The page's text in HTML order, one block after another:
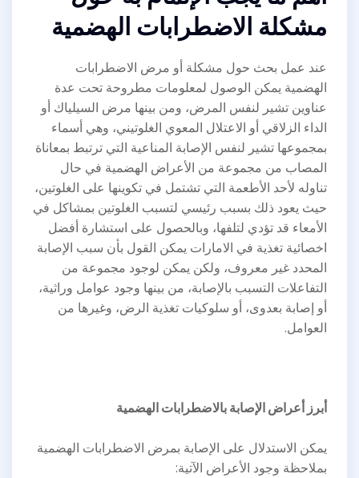
مشكلة الاضطرابات الهضمية
عند عمل بحث حول مشكلة أو مرض الاضطرابات
الهضمية يمكن الوصول لمعلومات مطروحة تحت عدة
عناوين تشير لنفس المرض، ومن بينها مرض السيلياك أو
الداء الزلاقي أو الاعتلال المعوي الغلوتيني، وهي أسماء
بمجموعها تشير لنفس الإصابة المناعية التي ترتبط بمعاناة
المصاب من مجموعة من الأعراض الهضمية في حال
تناوله لأحد الأطعمة التي تشتمل في تكوينها على الغلوتين،
حيث يعود ذلك بسبب رئيسي لتسبب الغلوتين بمشاكل في
الأمعاء قد تؤدي لتلفها، وبالحصول على استشارة أفضل
اخصائية تغذية في الامارات يمكن القول بأن سبب الإصابة
المحدد غير معروف، ولكن يمكن لوجود مجموعة من
التفاعلات التسبب بالإصابة، من بينها وجود عوامل وراثية،
أو إصابة بعدوى، أو سلوكيات تغذية الرض، وغيرها من
العوامل.
أبرز أعراض الإصابة بالاضطرابات الهضمية
يمكن الاستدلال على الإصابة بمرض الاضطرابات الهضمية
بملاحظة وجود الأعراض الآتية: